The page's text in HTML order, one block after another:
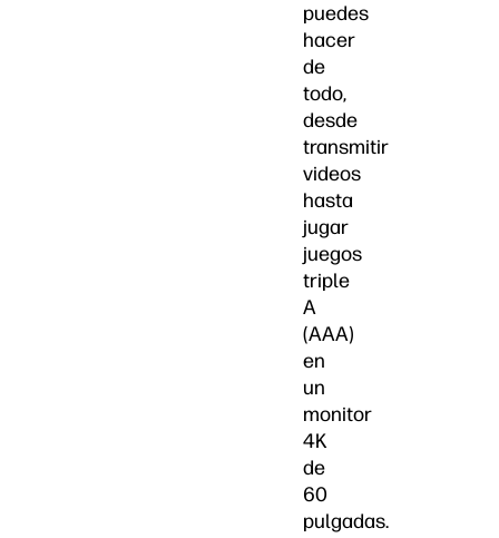
puedes
hacer
de
todo,
desde
transmitir
videos
hasta
jugar
juegos
triple
A
(AAA)
en
un
monitor
4K
de
60
pulgadas.